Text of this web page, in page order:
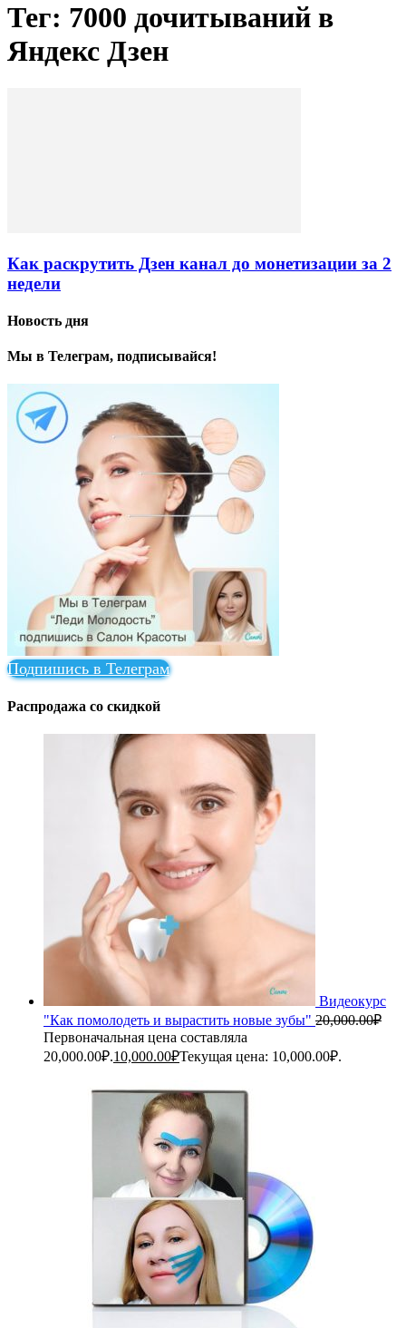
Тег: 7000 дочитываний в
Яндекс Дзен
Как раскрутить Дзен канал до монетизации за 2
недели
Новость дня
Мы в Телеграм, подписывайся!
Подпишись в Телеграм
Распродажа со скидкой
Видеокурс
"Как помолодеть и вырастить новые зубы" 20,000.00₽
Первоначальная цена составляла
20,000.00₽.10,000.00₽Текущая цена: 10,000.00₽.